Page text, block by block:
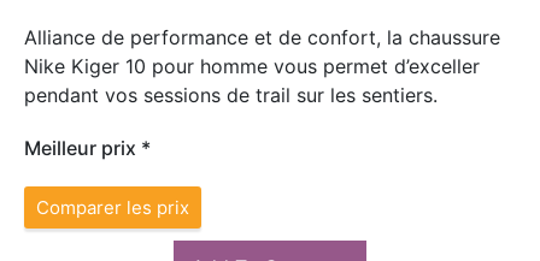
Alliance de performance et de confort, la chaussure
Nike Kiger 10 pour homme vous permet d’exceller
pendant vos sessions de trail sur les sentiers.
Meilleur prix *
Comparer les prix